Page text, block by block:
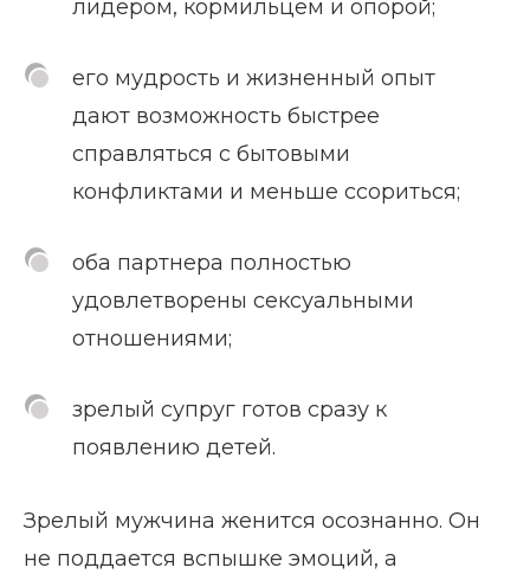
лидером, кормильцем и опорой;
его мудрость и жизненный опыт
дают возможность быстрее
справляться с бытовыми
конфликтами и меньше ссориться;
оба партнера полностью
удовлетворены сексуальными
отношениями;
зрелый супруг готов сразу к
появлению детей.
Зрелый мужчина женится осознанно. Он
не поддается вспышке эмоций, а